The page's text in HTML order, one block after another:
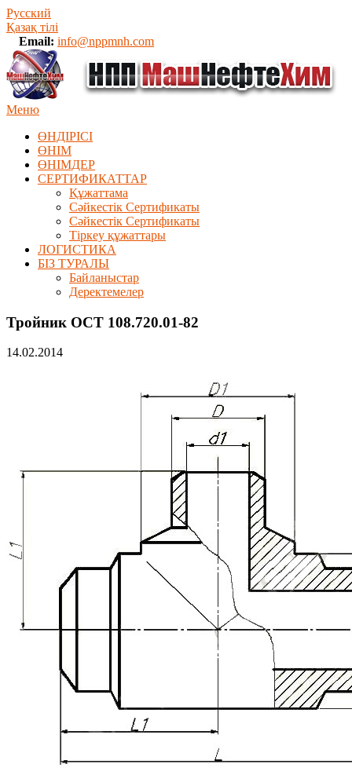
Русский
Қазақ тілі
Email: info@nppmnh.com
Меню
ӨНДІРІСІ
ӨНІМ
ӨHIМДЕР
СЕРТИФИКАТТАР
Құжаттама
Сәйкестік Сертификаты
Сәйкестік Сертификаты
Тіркеу құжаттары
ЛОГИСТИКА
БІЗ ТУРАЛЫ
Байланыстар
Деректемелер
Тройник ОСТ 108.720.01-82
14.02.2014